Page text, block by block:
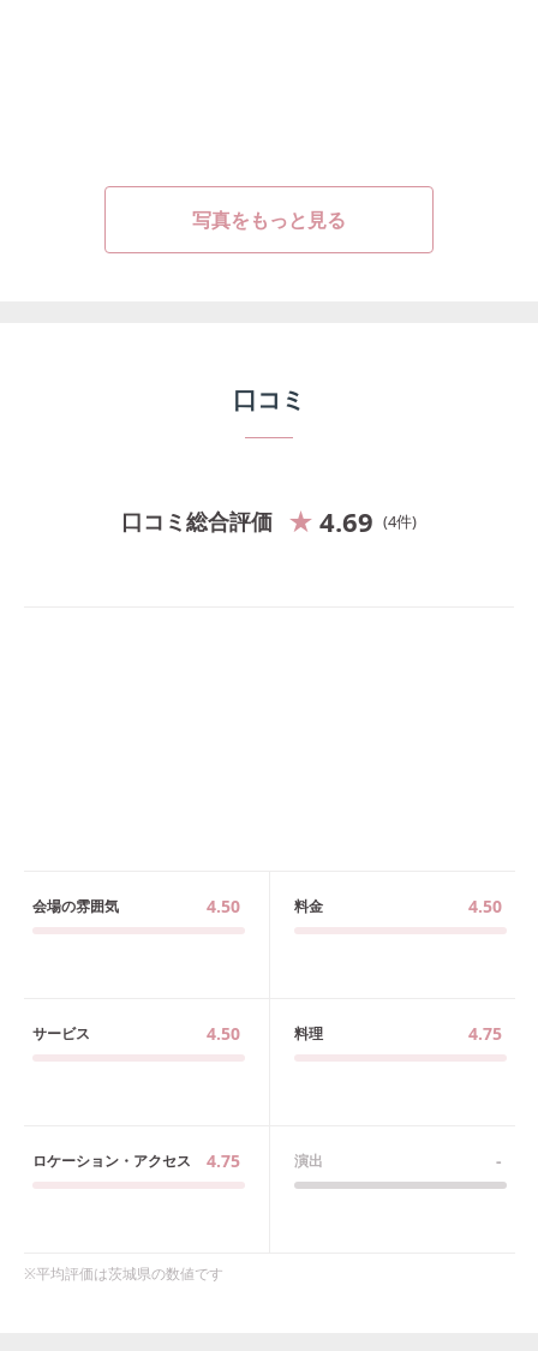
写真をもっと見る
口コミ
口コミ総合評価 4.69 4件
会場の雰囲気 4.50 料金 4.50
サービス 4.50 料理 4.75
ロケーション・アクセス 4.75 演出 -
※平均評価は茨城県の数値です